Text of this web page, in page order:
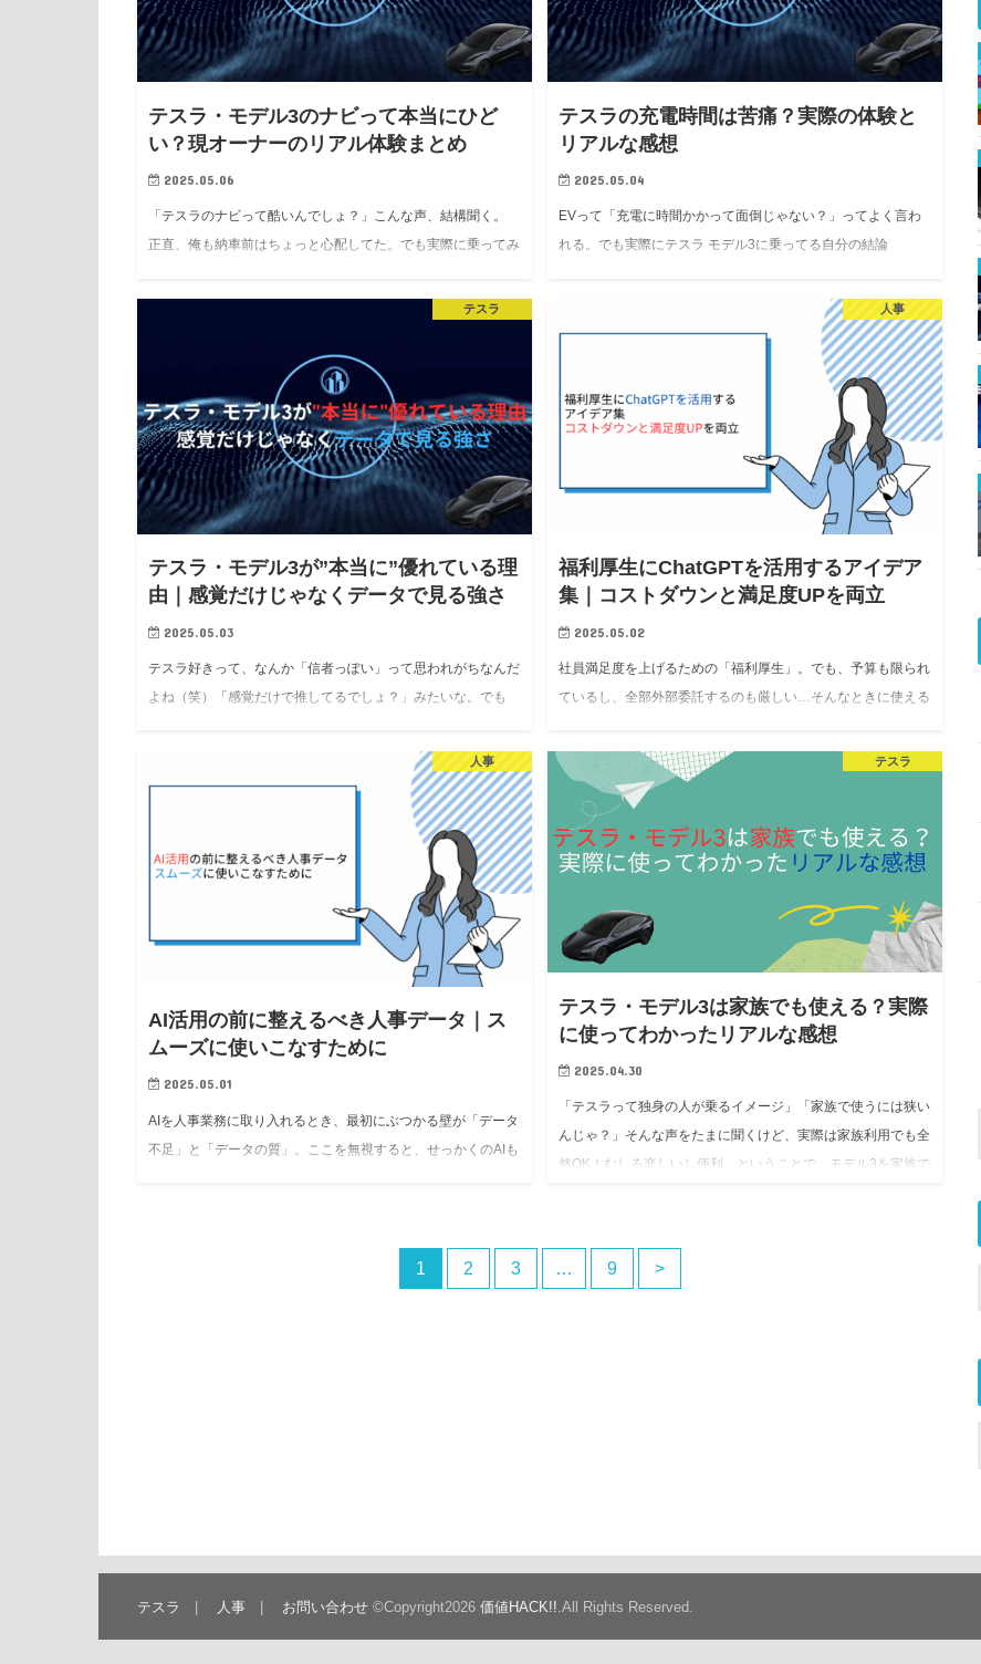
テスラ・モデル3のナビって本当にひど
い？現オーナーのリアル体験まとめ
2025.05.06
「テスラのナビって酷いんでしょ？」こんな声、結構聞く。
正直、俺も納車前はちょっと心配してた。でも実際に乗ってみ
は現役モデル3オーナーのリアルな体験から、テスラナ…
テスラの充電時間は苦痛？実際の体験と
リアルな感想
2025.05.04
EVって「充電に時間かかって面倒じゃない？」ってよく言わ
れる。でも実際にテスラ モデル3に乗ってる自分の結論
テスラオーナーのリアルな充電事情と、充電時間の考え…
テスラ
テスラ・モデル3が”本当に”優れている理
由｜感覚だけじゃなくデータで見る強さ
2025.05.03
テスラ好きって、なんか「信者っぽい」って思われがちなんだ
よね（笑）「感覚だけで推してるでしょ？」みたいな。でも
よ。 今回は感覚抜きで、モデル3がどれだけ優れてるか&#…
人事
福利厚生にChatGPTを活用するアイデア
集｜コストダウンと満足度UPを両立
2025.05.02
社員満足度を上げるための「福利厚生」。でも、予算も限られ
ているし、全部外部委託するのも厳しい…そんなときに使える
厚生施策に活かす具体アイデアを紹介します…
人事
AI活用の前に整えるべき人事データ｜ス
ムーズに使いこなすために
2025.05.01
AIを人事業務に取り入れるとき、最初にぶつかる壁が「データ
不足」と「データの質」。ここを無視すると、せっかくのAIも
テスラ
テスラ・モデル3は家族でも使える？実際
に使ってわかったリアルな感想
2025.04.30
「テスラって独身の人が乗るイメージ」「家族で使うには狭い
んじゃ？」そんな声をたまに聞くけど、実際は家族利用でも全
然OK！むしろ楽しいし便利。ということで、モデル3を家族で
1 2 3 … 9 >
テスラ 人事 お問い合わせ ©Copyright2026 価値HACK!! .All Rights Reserved.